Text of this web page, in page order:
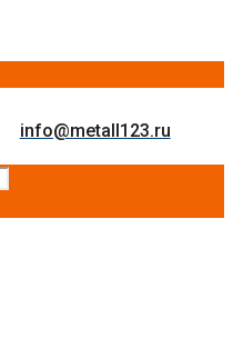
info@metall123.ru